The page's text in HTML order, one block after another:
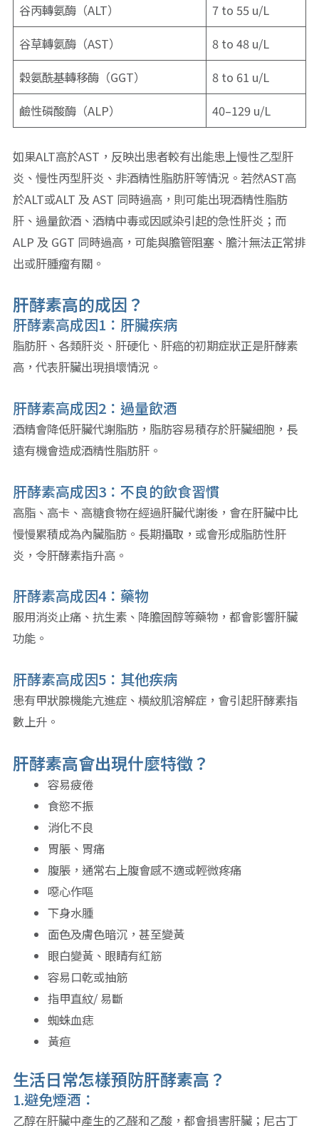
谷丙轉氨酶（ALT）
7 to 55 u/L
谷草轉氨酶（AST）
8 to 48 u/L
穀氨酰基轉移酶（GGT）
8 to 61 u/L
鹼性磷酸酶（ALP）
40–129 u/L
如果ALT高於AST，反映出患者較有出能患上慢性乙型肝
炎、慢性丙型肝炎、非酒精性脂肪肝等情況。若然AST高
於ALT或ALT 及 AST 同時過高，則可能出現酒精性脂肪
肝、過量飲酒、酒精中毒或因感染引起的急性肝炎；而
ALP 及 GGT 同時過高，可能與膽管阻塞、膽汁無法正常排
出或肝腫瘤有關。
肝酵素高的成因？
肝酵素高成因1：肝臟疾病
脂肪肝、各類肝炎、肝硬化、肝癌的初期症狀正是肝酵素
高，代表肝臟出現損壞情況。
肝酵素高成因2：過量飲酒
酒精會降低肝臟代謝脂肪，脂肪容易積存於肝臟細胞，長
遠有機會造成酒精性脂肪肝。
肝酵素高成因3：不良的飲食習慣
高脂、高卡、高糖食物在經過肝臟代謝後，會在肝臟中比
慢慢累積成為內臟脂肪。長期攝取，或會形成脂肪性肝
炎，令肝酵素指升高。
肝酵素高成因4：藥物
服用消炎止痛、抗生素、降膽固醇等藥物，都會影響肝臟
功能。
肝酵素高成因5：其他疾病
患有甲狀腺機能亢進症、橫紋肌溶解症，會引起肝酵素指
數上升。
肝酵素高會出現什麼特徵？
容易疲倦
食慾不振
消化不良
胃脹、胃痛
腹脹，通常右上腹會感不適或輕微疼痛
噁心作嘔
下身水腫
面色及膚色暗沉，甚至變黃
眼白變黃、眼睛有紅筋
容易口乾或抽筋
指甲直紋/ 易斷
蜘蛛血痣
黃疸
生活日常怎樣預防肝酵素高？
1.避免煙酒：
乙醇在肝臟中產生的乙醛和乙酸，都會損害肝臟；尼古丁